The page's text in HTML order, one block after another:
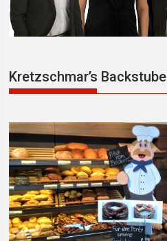
Kretzschmar’s Backstube